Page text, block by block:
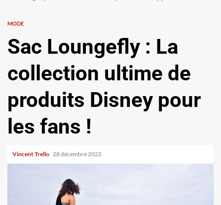
MODE
Sac Loungefly : La
collection ultime de
produits Disney pour
les fans !
Vincent Trello 28 décembre 2022